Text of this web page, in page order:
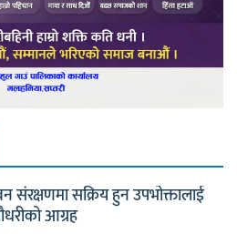
संरक्षणमा सक्रिय हुन उपभोक्तालाई
आग्रह